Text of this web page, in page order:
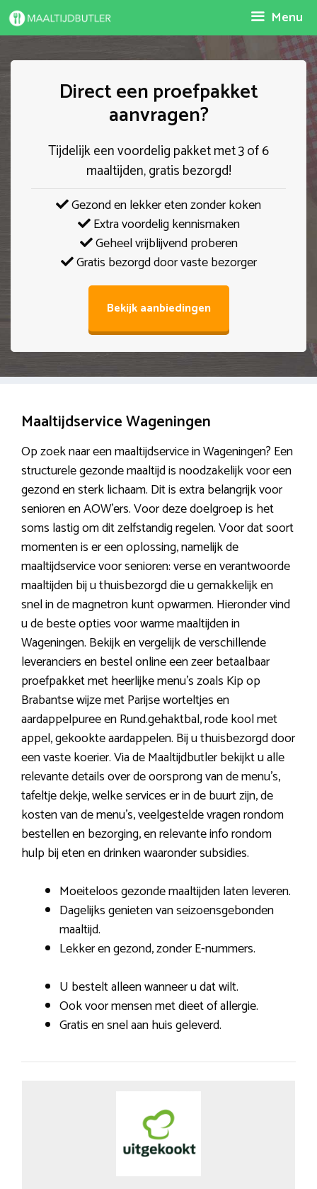
Spring
naar
Menu
Direct een proefpakket
aanvragen?
Tijdelijk een voordelig pakket met 3 of 6
maaltijden, gratis bezorgd!
Gezond en lekker eten zonder koken
Extra voordelig kennismaken
Geheel vrijblijvend proberen
Gratis bezorgd door vaste bezorger
Bekijk aanbiedingen
Maaltijdservice Wageningen
Op zoek naar een maaltijdservice in Wageningen? Een
structurele gezonde maaltijd is noodzakelijk voor een
gezond en sterk lichaam. Dit is extra belangrijk voor
senioren en AOW’ers. Voor deze doelgroep is het
soms lastig om dit zelfstandig regelen. Voor dat soort
momenten is er een oplossing, namelijk de
maaltijdservice voor senioren: verse en verantwoorde
maaltijden bij u thuisbezorgd die u gemakkelijk en
snel in de magnetron kunt opwarmen. Hieronder vind
u de beste opties voor warme maaltijden in
Wageningen. Bekijk en vergelijk de verschillende
leveranciers en bestel online een zeer betaalbaar
proefpakket met heerlijke menu’s zoals Kip op
Brabantse wijze met Parijse worteltjes en
aardappelpuree en Rund.gehaktbal, rode kool met
appel, gekookte aardappelen. Bij u thuisbezorgd door
een vaste koerier. Via de Maaltijdbutler bekijkt u alle
relevante details over de oorsprong van de menu’s,
tafeltje dekje, welke services er in de buurt zijn, de
kosten van de menu’s, veelgestelde vragen rondom
bestellen en bezorging, en relevante info rondom
hulp bij eten en drinken waaronder subsidies.
Moeiteloos gezonde maaltijden laten leveren.
Dagelijks genieten van seizoensgebonden
maaltijd.
Lekker en gezond, zonder E-nummers.
U bestelt alleen wanneer u dat wilt.
Ook voor mensen met dieet of allergie.
Gratis en snel aan huis geleverd.